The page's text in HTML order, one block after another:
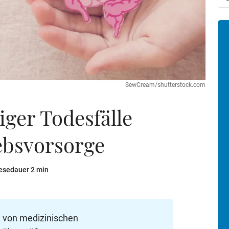
SewCream/shutterstock.com
Todesfälle
2 min
medizinischen